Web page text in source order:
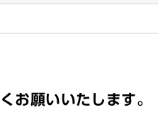
お願いいたします。